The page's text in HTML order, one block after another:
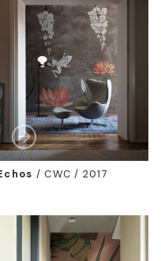
/CWC / 2017